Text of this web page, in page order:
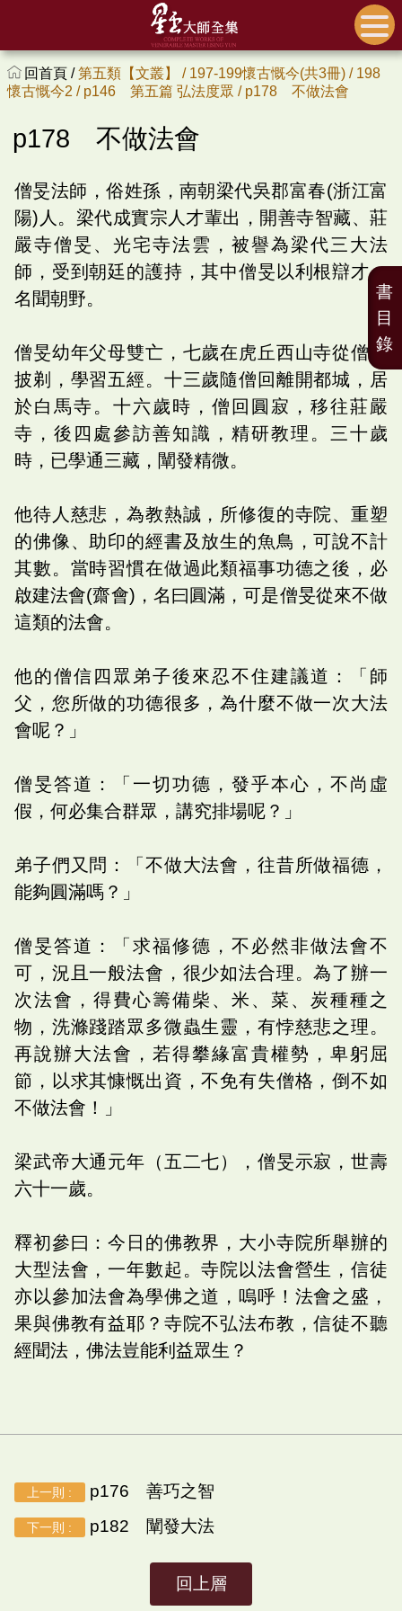
回首頁 /第五類【文叢】 / 197-199懷古慨今(共3冊) / 198
懷古慨今2 / p146 第五篇 弘法度眾 / p178 不做法會
p178 不做法會
僧旻法師，俗姓孫，南朝梁代吳郡富春(浙江富
陽)人。梁代成實宗人才輩出，開善寺智藏、莊
嚴寺僧旻、光宅寺法雲，被譽為梁代三大法
師，受到朝廷的護持，其中僧旻以利根辯才，
名聞朝野。
僧旻幼年父母雙亡，七歲在虎丘西山寺從僧回
披剃，學習五經。十三歲隨僧回離開都城，居
於白馬寺。十六歲時，僧回圓寂，移往莊嚴
寺，後四處參訪善知識，精研教理。三十歲
時，已學通三藏，闡發精微。
他待人慈悲，為教熱誠，所修復的寺院、重塑
的佛像、助印的經書及放生的魚鳥，可說不計
其數。當時習慣在做過此類福事功德之後，必
啟建法會(齋會)，名曰圓滿，可是僧旻從來不做
這類的法會。
他的僧信四眾弟子後來忍不住建議道：「師
父，您所做的功德很多，為什麼不做一次大法
會呢？」
僧旻答道：「一切功德，發乎本心，不尚虛
假，何必集合群眾，講究排場呢？」
弟子們又問：「不做大法會，往昔所做福德，
能夠圓滿嗎？」
僧旻答道：「求福修德，不必然非做法會不
可，況且一般法會，很少如法合理。為了辦一
次法會，得費心籌備柴、米、菜、炭種種之
物，洗滌踐踏眾多微蟲生靈，有悖慈悲之理。
再說辦大法會，若得攀緣富貴權勢，卑躬屈
節，以求其慷慨出資，不免有失僧格，倒不如
不做法會！」
梁武帝大通元年（五二七），僧旻示寂，世壽
六十一歲。
釋初參曰：今日的佛教界，大小寺院所舉辦的
大型法會，一年數起。寺院以法會營生，信徒
亦以參加法會為學佛之道，嗚呼！法會之盛，
果與佛教有益耶？寺院不弘法布教，信徒不聽
經聞法，佛法豈能利益眾生？
上一則 : p176 善巧之智
下一則 : p182 闡發大法
回上層
書
目
錄